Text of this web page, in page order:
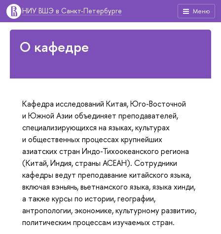
Меню
НИУ ВШЭ в Санкт-Петербурге
О кафедре
Кафедра исследований Китая, Юго-Восточной
и Южной Азии объединяет преподавателей,
специализирующихся на языках, культурах
и общественных процессах крупнейших
азиатских стран Индо-Тихоокеанского региона
(Китай, Индия, страны АСЕАН). Сотрудники
кафедры ведут преподавание китайского языка,
включая вэньянь, вьетнамского языка, языка хинди,
а также курсы по истории, географии,
антропологии, экономике, культурному развитию,
политическим процессам изучаемых стран.